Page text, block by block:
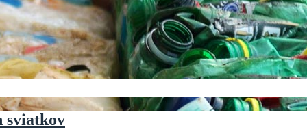
sviatkov